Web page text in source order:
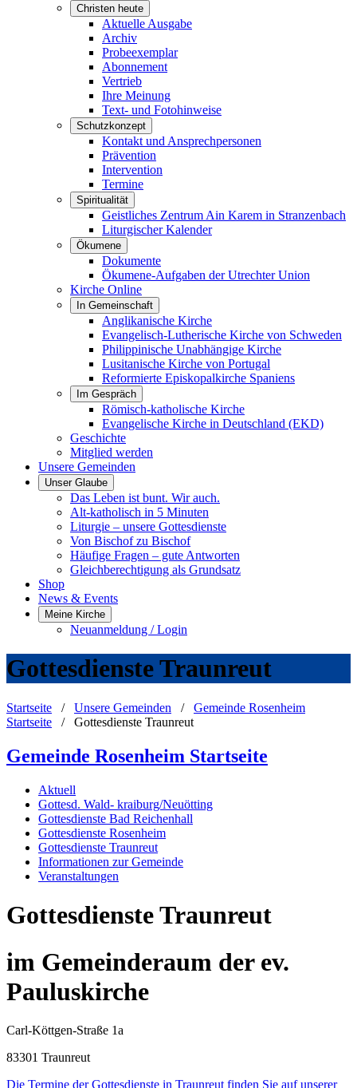
Christen heute
Aktuelle Ausgabe
Archiv
Probeexemplar
Abonnement
Vertrieb
Ihre Meinung
Text- und Fotohinweise
Schutzkonzept
Kontakt und Ansprechpersonen
Prävention
Intervention
Termine
Spiritualität
Geistliches Zentrum Ain Karem in Stranzenbach
Liturgischer Kalender
Ökumene
Dokumente
Ökumene-Aufgaben der Utrechter Union
Kirche Online
In Gemeinschaft
Anglikanische Kirche
Evangelisch-Lutherische Kirche von Schweden
Philippinische Unabhängige Kirche
Lusitanische Kirche von Portugal
Reformierte Episkopalkirche Spaniens
Im Gespräch
Römisch-katholische Kirche
Evangelische Kirche in Deutschland (EKD)
Geschichte
Mitglied werden
Unsere Gemeinden
Unser Glaube
Das Leben ist bunt. Wir auch.
Alt-katholisch in 5 Minuten
Liturgie – unsere Gottesdienste
Von Bischof zu Bischof
Häufige Fragen – gute Antworten
Gleichberechtigung als Grundsatz
Shop
News & Events
Meine Kirche
Neuanmeldung / Login
Gottesdienste Traunreut
Startseite / Unsere Gemeinden / Gemeinde Rosenheim
Startseite / Gottesdienste Traunreut
Gemeinde Rosenheim Startseite
Aktuell
Gottesd. Wald- kraiburg/Neuötting
Gottesdienste Bad Reichenhall
Gottesdienste Rosenheim
Gottesdienste Traunreut
Informationen zur Gemeinde
Veranstaltungen
Gottesdienste Traunreut
im Gemeinderaum der ev.
Pauluskirche
Carl-Köttgen-Straße 1a
83301 Traunreut
Die Termine der Gottesdienste in Traunreut finden Sie auf unserer